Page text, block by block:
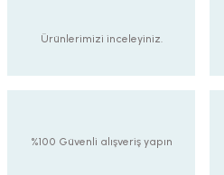
Ürünlerimizi inceleyiniz.
%100 Güvenli alışveriş yapın